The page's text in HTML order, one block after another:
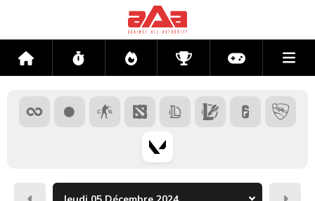
Accueil Flux Directs CompétitionsActu jeux